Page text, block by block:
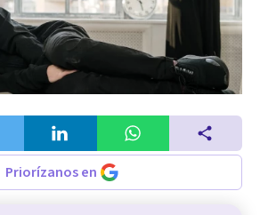
Priorízanos en